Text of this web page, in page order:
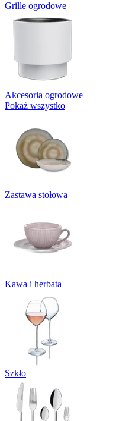
Grille ogrodowe
Akcesoria ogrodowe
Pokaż wszystko
Zastawa stołowa
Kawa i herbata
Szkło